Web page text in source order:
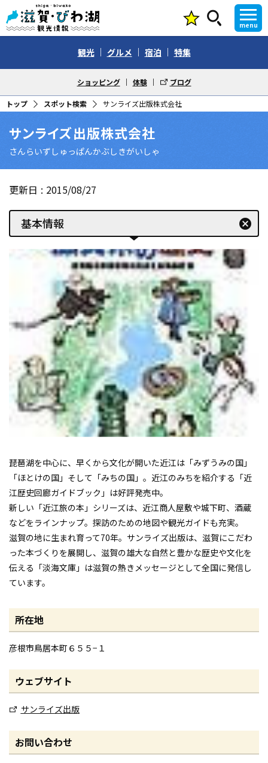
menu
観光 グルメ 宿泊 特集
ショッピング 体験 ブログ
トップ スポット検索 サンライズ出版株式会社
サンライズ出版株式会社
さんらいずしゅっぱんかぶしきがいしゃ
更新日 2015/08/27
基本情報 cancel
琵琶湖を中心に、早くから文化が開いた近江は「みずうみの国」
「ほとけの国」そして「みちの国」。近江のみちを紹介する「近
江歴史回廊ガイドブック」は好評発売中。
新しい「近江旅の本」シリーズは、近江商人屋敷や城下町、酒蔵
などをラインナップ。探訪のための地図や観光ガイドも充実。
滋賀の地に生まれ育って70年。サンライズ出版は、滋賀にこだわ
った本づくりを展開し、滋賀の雄大な自然と豊かな歴史や文化を
伝える「淡海文庫」は滋賀の熱きメッセージとして全国に発信し
ています。
所在地
彦根市鳥居本町６５５−１
ウェブサイト
サンライズ出版
お問い合わせ